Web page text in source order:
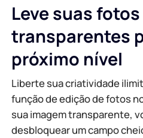
Leve suas fotos
transparentes
próximo nível
Liberte sua criatividade
função de edição de fotos
sua imagem transparente,
desbloquear um campo